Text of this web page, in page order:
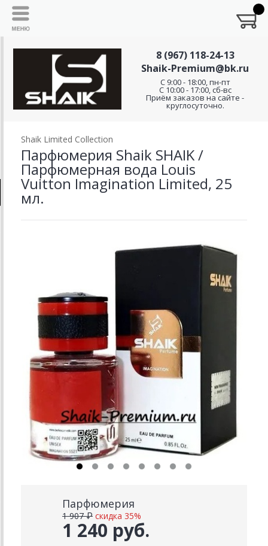
8 (967) 118-24-13
Shaik-Premium@bk.ru
C 9:00 - 18:00, пн-пт
С 10:00 - 17:00, сб-вс
Приём заказов на сайте -
круглосуточно.
Shaik Limited Collection
Парфюмерия Shaik SHAIK /
Парфюмерная вода Louis
Vuitton Imagination Limited, 25
мл.
Парфюмерия
1 240 руб.
1 907 ₽ скидка 35%